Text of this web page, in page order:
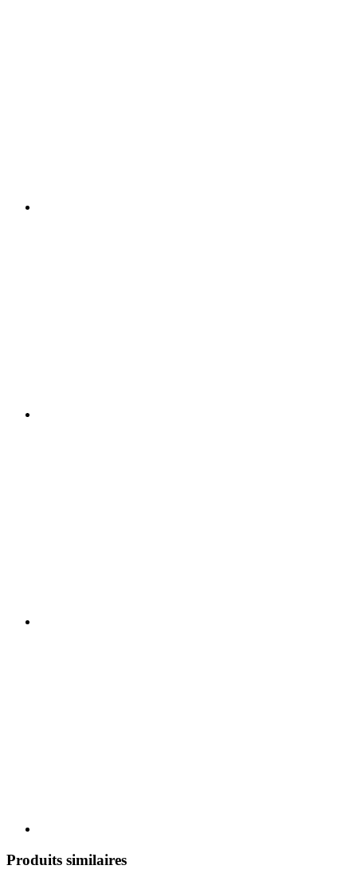
Produits similaires